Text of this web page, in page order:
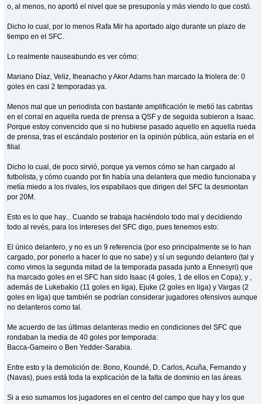
o, al menos, no aportó el nivel que se presuponía y más viendo lo que costó.
Dicho lo cual, por lo menos Rafa Mir ha aportado algo durante un plazo de
tiempo en el SFC.
Lo realmente nauseabundo es ver cómo:
Mariano Díaz, Veliz, Iheanacho y Akor Adams han marcado la friolera de: 0
goles en casi 2 temporadas ya.
Menos mal que un periodista con bastante amplificación le metió las cabritas
en el corral en aquella rueda de prensa a QSF y de seguida subieron a Isaac.
Porque estoy convencido que si no hubiese pasado aquello en aquella rueda
de prensa, tras el escándalo posterior en la opinión pública, aún estaría en el
filial.
Dicho lo cual, de poco sirvió, porque ya vemos cómo se han cargado al
futbolista, y cómo cuando por fin había una delantera que medio funcionaba y
metía miedo a los rivales, los espabilaos que dirigen del SFC la desmontan
por 20M.
Esto es lo que hay... Cuando se trabaja haciéndolo todo mal y decidiendo
todo al revés, para los intereses del SFC digo, pues tenemos esto:
El único delantero, y no es un 9 referencia (por eso principalmente se lo han
cargado, por ponerlo a hacer lo que no sabe) y sí un segundo delantero (tal y
como vimos la segunda mitad de la temporada pasada junto a Ennesyri) que
ha marcado goles en el SFC han sido Isaac (4 goles, 1 de ellos en Copa); y ,
además de Lukebakio (11 goles en liga), Ejuke (2 goles en liga) y Vargas (2
goles en liga) que también se podrían considerar jugadores ofensivos aunque
no delanteros como tal.
Me acuerdo de las últimas delanteras medio en condiciones del SFC que
rondaban la media de 40 goles por temporada:
Bacca-Gameiro o Ben Yedder-Sarabia.
Entre esto y la demolición de: Bono, Koundé, D. Carlos, Acuña, Fernando y
(Navas), pues está toda la explicación de la falta de dominio en las áreas.
Si a eso sumamos los jugadores en el centro del campo que hay y los que